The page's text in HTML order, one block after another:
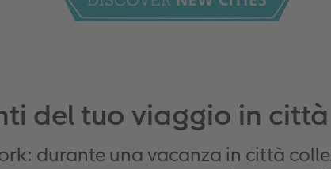
del tuo viaggio in
durante una vacanza in città